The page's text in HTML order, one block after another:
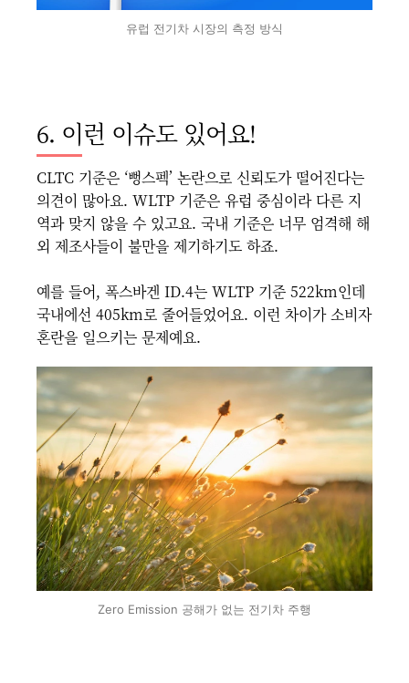
유럽 전기차 시장의 측정 방식
6. 이런 이슈도 있어요!
CLTC 기준은 ‘뻥스펙’ 논란으로 신뢰도가 떨어진다는
의견이 많아요. WLTP 기준은 유럽 중심이라 다른 지
역과 맞지 않을 수 있고요. 국내 기준은 너무 엄격해 해
외 제조사들이 불만을 제기하기도 하죠.
예를 들어, 폭스바겐 ID.4는 WLTP 기준 522km인데
국내에선 405km로 줄어들었어요. 이런 차이가 소비자
혼란을 일으키는 문제예요.
Zero Emission 공해가 없는 전기차 주행